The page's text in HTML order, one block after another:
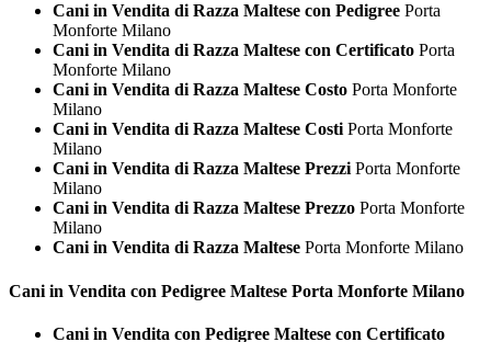
Cani in Vendita di Razza Maltese con Pedigree Porta
Monforte Milano
Cani in Vendita di Razza Maltese con Certificato Porta
Monforte Milano
Cani in Vendita di Razza Maltese Costo Porta Monforte
Milano
Cani in Vendita di Razza Maltese CostiPorta Monforte
Milano
Cani in Vendita di Razza Maltese PrezziPorta Monforte
Milano
Cani in Vendita di Razza Maltese Prezzo Porta Monforte
Milano
Cani in Vendita di Razza Maltese Porta Monforte Milano
Cani in Vendita con Pedigree Maltese Porta Monforte Milano
Cani in Vendita con Pedigree Maltese con Certificato